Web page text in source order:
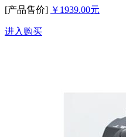
[产品售价] ￥1939.00元
进入购买